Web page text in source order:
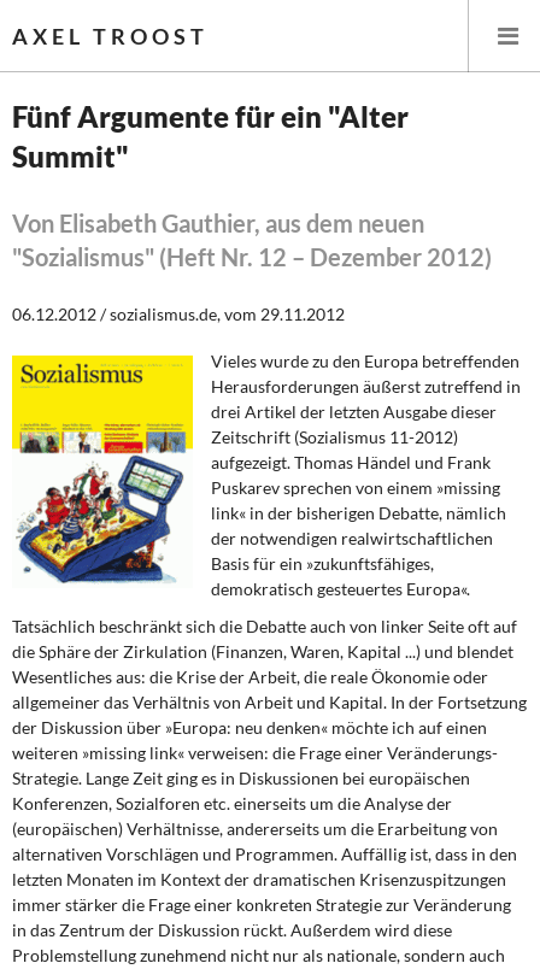
AXEL TROOST
Startseite
Themen
Steuer- und Finanzpolitik
Öffentliche Infrastruktur und Daseinsvorsorge
Eurokrise und Griechenland
DIE LINKE
Memo-Gruppe
Institut Solidarische Moderne
Rosa-Luxemburg-Stiftung
Über mich
Kontakt
Fünf Argumente für ein "Alter
Summit"
Von Elisabeth Gauthier, aus dem neuen
"Sozialismus" (Heft Nr. 12 – Dezember 2012)
06.12.2012 / sozialismus.de, vom 29.11.2012
Vieles wurde zu den Europa betreffenden
Herausforderungen äußerst zutreffend in
drei Artikel der letzten Ausgabe dieser
Zeitschrift (Sozialismus 11-2012)
aufgezeigt. Thomas Händel und Frank
Puskarev sprechen von einem »missing
link« in der bisherigen Debatte, nämlich
der notwendigen realwirtschaftlichen
Basis für ein »zukunftsfähiges,
demokratisch gesteuertes Europa«.
Tatsächlich beschränkt sich die Debatte auch von linker Seite oft auf
die Sphäre der Zirkulation (Finanzen, Waren, Kapital ...) und blendet
Wesentliches aus: die Krise der Arbeit, die reale Ökonomie oder
allgemeiner das Verhältnis von Arbeit und Kapital. In der Fortsetzung
der Diskussion über »Euro­pa: neu denken« möchte ich auf einen
weiteren »missing link« verweisen: die Frage einer Veränderungs-
Strategie. Lange Zeit ging es in Diskussionen bei europäischen
Konferenzen, Sozialforen etc. einerseits um die Analyse der
(europäischen) Verhältnisse, andererseits um die Erarbeitung von
alternativen Vorschlägen und Programmen. Auffällig ist, dass in den
letzten Monaten im Kontext der dramatischen Krisenzuspitzungen
immer stärker die Frage einer konkreten Strategie zur Veränderung
in das Zentrum der Diskussion rückt. Außerdem wird diese
Problemstellung zunehmend nicht nur als nationale, sondern auch